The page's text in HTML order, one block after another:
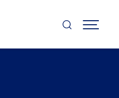
MENÚ